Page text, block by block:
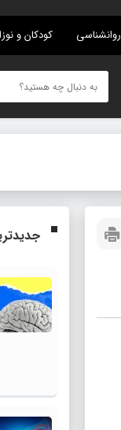
روانشناسی کودکان و